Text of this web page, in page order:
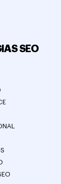
SEO